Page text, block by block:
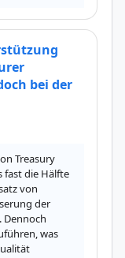
bei der
Treasury
fast die Hälfte
von
der
Dennoch
was